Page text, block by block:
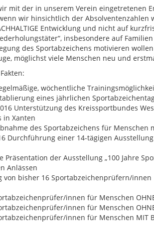
mit der in unserem Verein eingetretenen
wir hinsichtlich der
Entwicklung und nicht auf
insbesondere auf
des Sportabzeichens motivieren
möglichst viele Menschen neu und
wöchentliche
eines jährlichen
Unterstützung des Kreissportbundes
in Xanten
des Sportabzeichens für Menschen
Durchführung einer 14-tägigen
Präsentation der Ausstellung „100 Jahre
Anlässen
von bisher 16 Sportabzeichenprüfern/innen
innen für Menschen
innen für Menschen
innen für Menschen MIT